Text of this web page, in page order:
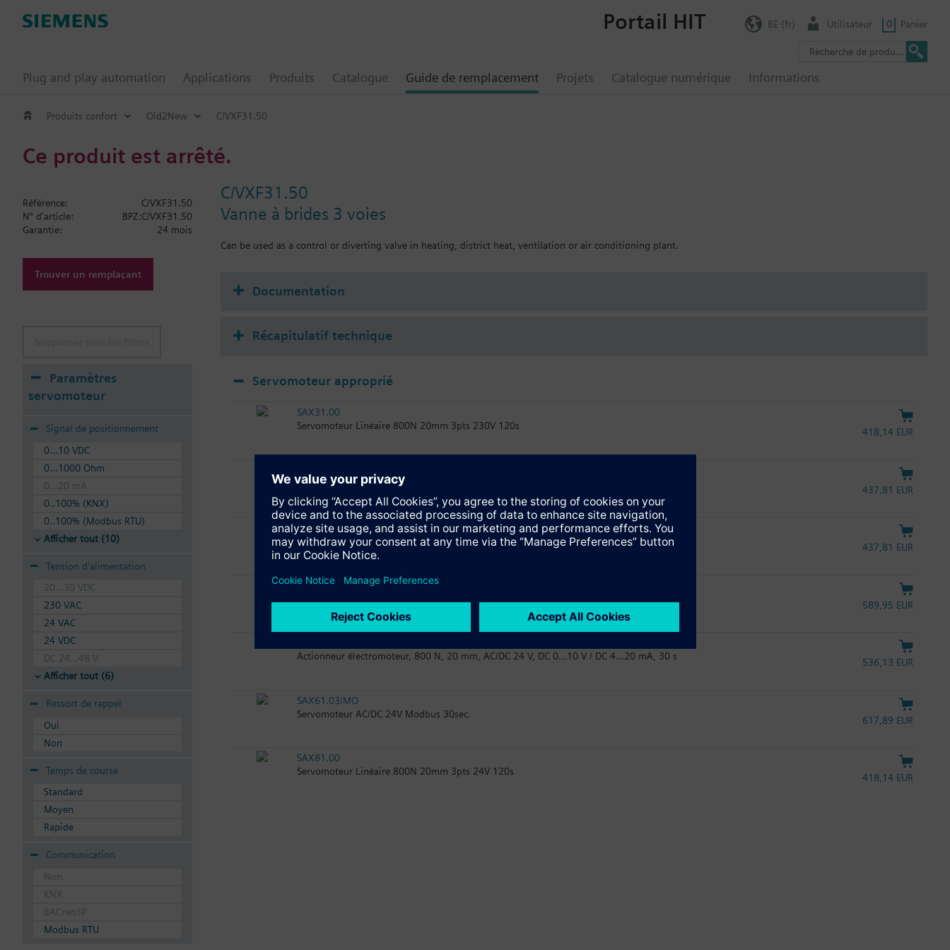
Plug and play automation Applications Produits Catalogue Guide de remplacement Projets Catalogue numérique Informations
Portail HIT BE (fr) Utilisateur 0 Panier
Produits confort Old2New C/VXF31.50
Ce produit est arrêté.
C/VXF31.50
Vanne à brides 3 voies
Can be used as a control or diverting valve in heating, district heat, ventilation or air conditioning plant.
Référence:
C/VXF31.50
N° d'article:
BPZ:C/VXF31.50
Garantie:
24 mois
Trouver un remplaçant
Paramètres
servomoteur
Signal de positionnement
0...10 VDC
0...1000 Ohm
0...20 mA
0..100% (KNX)
0..100% (Modbus RTU)
Afficher tout (10)
Tension d'alimentation
20...30 VDC
230 VAC
24 VAC
24 VDC
DC 24...48 V
Afficher tout (6)
Ressort de rappel
Oui
Non
Temps de course
Standard
Moyen
Rapide
Communication
Non
KNX
BACnet/IP
Modbus RTU
Documentation
Récapitulatif technique
Servomoteur approprié
SAX31.00
Servomoteur Linéaire 800N 20mm 3pts 230V 120s
418,14 EUR
Servomoteur Linéaire 800N 20mm 3pts 230V 30s
437,81 EUR
SAX81.03
Servomoteur Linéaire 800N 20mm 3pts 24V 30s
437,81 EUR
SAX61.03U
589,95 EUR
Actionneur électromoteur, 800 N, 20 mm, AC/DC 24 V, DC 0...10 V / DC 4...20 mA, 30 s
536,13 EUR
SAX61.03/MO
Servomoteur AC/DC 24V Modbus 30sec.
617,89 EUR
SAX81.00
Servomoteur Linéaire 800N 20mm 3pts 24V 120s
418,14 EUR